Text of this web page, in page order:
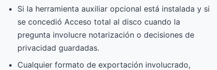
Si la herramienta auxiliar opcional está instalada y si
se concedió Acceso total al disco cuando la
pregunta involucre notarización o decisiones de
privacidad guardadas.
Cualquier formato de exportación involucrado,